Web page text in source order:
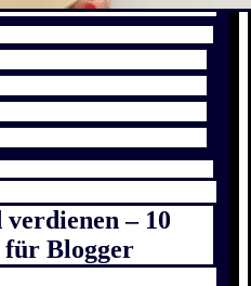
– 10
für Blogger